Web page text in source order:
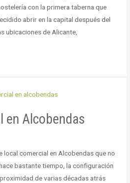
con la primera taberna que
abrir en la capital después del
ubicaciones de Alicante,
en Alcobendas
comercial en Alcobendas que no
bastante tiempo, la configuración
de varias décadas atrás